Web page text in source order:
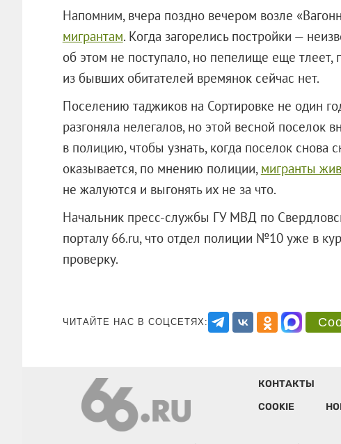
Напомним, вчера поздно вечером возле
мигрантам. Когда загорелись постройки —
об этом не поступало, но пепелище еще тлеет,
из бывших обитателей времянок сейчас нет.
Поселению таджиков на Сортировке не один
разгоняла нелегалов, но этой весной поселок
в полицию, чтобы узнать, когда поселок снова
оказывается, по мнению полиции, мигранты
не жалуются и выгонять их не за что.
Начальник пресс-службы ГУ МВД по
порталу 66.ru, что отдел полиции №10 уже в
проверку.
ЧИТАЙТЕ НАС В СОЦСЕТЯХ:
КОНТАКТЫ
COOKIE